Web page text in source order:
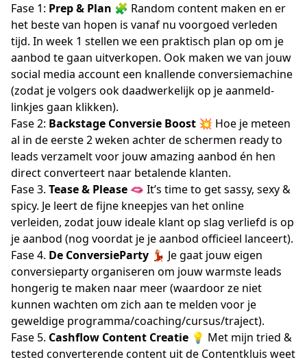
Fase 1: Prep & Plan 🧩 Random content maken en er
het beste van hopen is vanaf nu voorgoed verleden
tijd. In week 1 stellen we een praktisch plan op om je
aanbod te gaan uitverkopen. Ook maken we van jouw
social media account een knallende conversiemachine
(zodat je volgers ook daadwerkelijk op je aanmeld-
linkjes gaan klikken).
Fase 2: Backstage Conversie Boost 💥 Hoe je meteen
al in de eerste 2 weken achter de schermen ready to
leads verzamelt voor jouw amazing aanbod én hen
direct converteert naar betalende klanten.
Fase 3. Tease & Please 🫦 It’s time to get sassy, sexy &
spicy. Je leert de fijne kneepjes van het online
verleiden, zodat jouw ideale klant op slag verliefd is op
je aanbod (nog voordat je je aanbod officieel lanceert).
Fase 4. De ConversieParty 💃🏼 Je gaat jouw eigen
conversieparty organiseren om jouw warmste leads
hongerig te maken naar meer (waardoor ze niet
kunnen wachten om zich aan te melden voor je
geweldige programma/coaching/cursus/traject).
Fase 5. Cashflow Content Creatie 💡 Met mijn tried &
tested converterende content uit de Contentkluis weet